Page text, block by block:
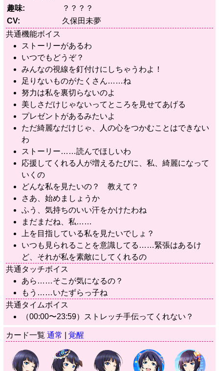
趣味
？？？？
CV
久保田未夢
共通機能ボイス
ストーリーがあるわ
いつでもどうぞ？
みんなの視線を釘付けにしちゃうわよ！
足りないものがたくさん……ね
努力は私を裏切らないのよ
美しさだけじゃないってところを見せてあげる
プレゼントがあるみたいよ
ただ綺麗なだけじゃ、人の心をつかむことはできない
わ
ストーリー……読んでほしいわ
応援してくれる人が増えるたびに、私、綺麗になって
いくの
どんな私を見たいの？ 教えて？
さあ、始めましょうか
ふう、気持ちのいい汗をかけたわね
まだまだね、私……
上を目指している私を見たいでしょ？
いつも見られることを意識してる……緊張はあるけ
ど、それが私を素敵にしてくれるの
共通タッチボイス
あら……そこが気になるの？
もう……いたずらっ子ね
共通タイムボイス
（00:00〜23:59）ストレッチ手伝ってくれない？
カード一覧 通常 覚醒